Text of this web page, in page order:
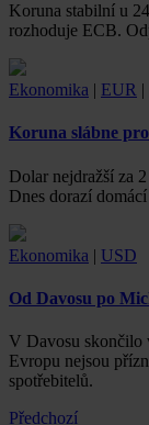
Koruna stabilní u
rozhoduje ECB.
Ekonomika | EUR |
Koruna slábne
Dolar nejdražší za
Dnes dorazí
Ekonomika | USD
Od Davosu po
V Davosu skončilo
Evropu nejsou
spotřebitelů.
Předchozí